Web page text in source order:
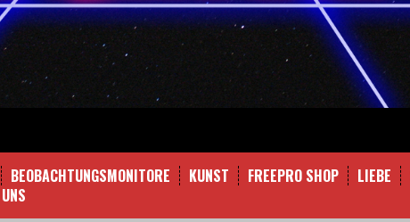
BEOBACHTUNGSMONITORE KUNST FREEPRO SHOP LIEBE